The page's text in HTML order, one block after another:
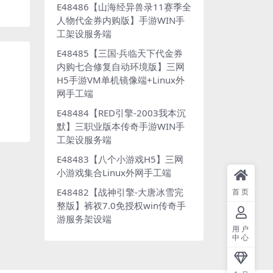
E48486【山海经异兽录11赛季全
人物代金券内购版】手游WIN手
工架设服务端
E48485【三国·兵临天下代金券
内购七合修复自动环境版】三网
H5手游VM单机镜像端+Linux外
网手工端
E48484【RED引擎-2003我本沉
默】三职业版本传奇手游WIN手
工架设服务端
E48483【八个小游戏H5】三网
小游戏集合Linux外网手工端
E48482【战神引擎-大唐冰雪完
整版】裤衩7.0免授权win传奇手
游服务架设端
首页
用户
中心